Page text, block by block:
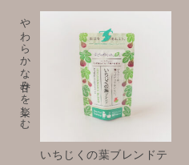
いちじくの葉ブレンドテ
やわらかな甘みを楽しむ